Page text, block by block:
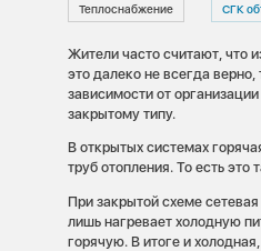
Теплоснабжение СГК
Жители часто считают, что
это далеко не всегда
зависимости от
закрытому типу.
В открытых системах
труб отопления. То есть это
При закрытой схеме
лишь нагревает холодную
горячую. В итоге и